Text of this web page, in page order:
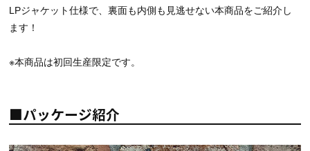
LPジャケット仕様で、裏面も内側も見逃せない本商品をご紹介し
ます！
※本商品は初回生産限定です。
■パッケージ紹介